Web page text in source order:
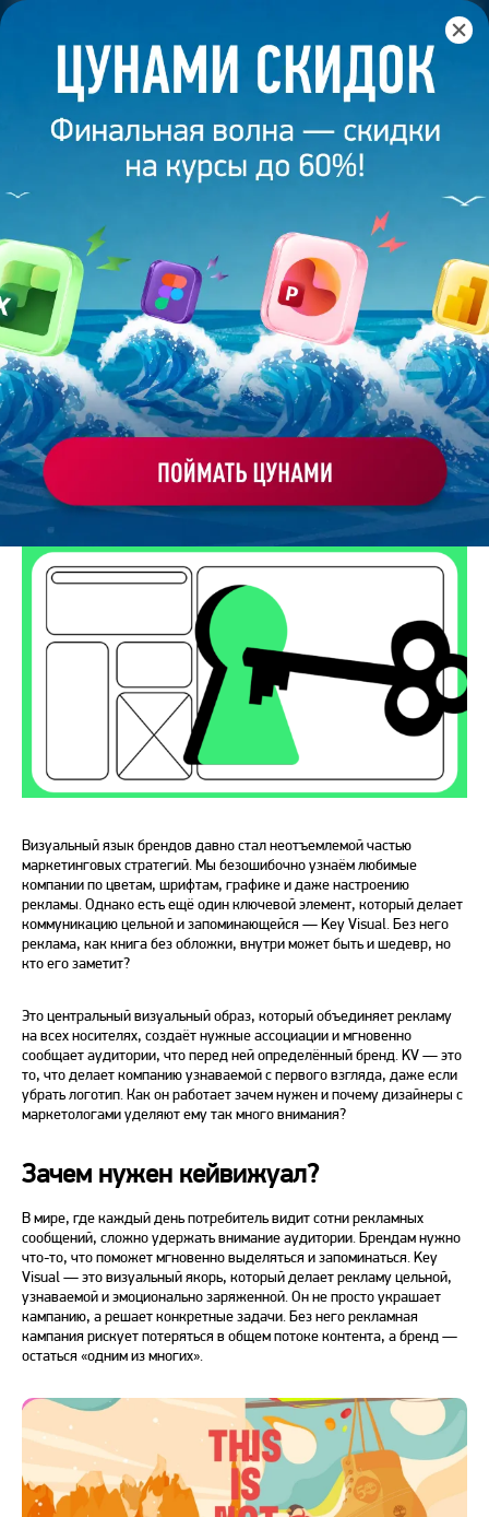
Кейвижуал —­ что это такое в дизайне?
6 марта 2025 минут 4 825
КЕЙВИЖУАЛ —­ ЧТО ЭТО ТАКОЕ В
ДИЗАЙНЕ?
Поделиться
Варвара Дышко
Дизайнер презентаций на фрилансе
Визуальный язык брендов давно стал неотъемлемой частью
маркетинговых стратегий. Мы безошибочно узнаём любимые
компании по цветам, шрифтам, графике и даже настроению
рекламы. Однако есть ещё один ключевой элемент, который делает
коммуникацию цельной и запоминающейся —Key Visual . Без него
реклама, как книга без обложки, внутри может быть и шедевр, но
кто его заметит?
Это центральный визуальный образ, который объединяет рекламу
на всех носителях, создаёт нужные ассоциации и мгновенно
сообщает аудитории, что перед ней определённый бренд. KV— это
то, что делает компанию узнаваемой с первого взгляда, даже если
убрать логотип. Как он работает зачем нужен и почему дизайнеры с
маркетологами уделяют ему так много внимания?
Зачем нужен кейвижуал?
В мире, где каждый день потребитель видит сотни рекламных
сообщений, сложно удержать внимание аудитории. Брендам нужно
что-то, что поможет мгновенно выделяться и запоминаться. Key
Visual — это визуальный якорь, который делает рекламу цельной,
узнаваемой и эмоционально заряженной. Он не просто украшает
кампанию, а решает конкретные задачи. Без него рекламная
кампания рискует потеряться в общем потоке контента, а бренд —
остаться «одним из многих».